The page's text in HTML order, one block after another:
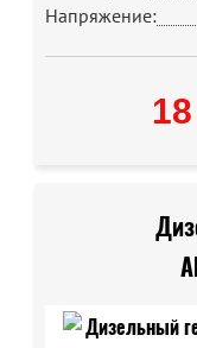
Напряжение: